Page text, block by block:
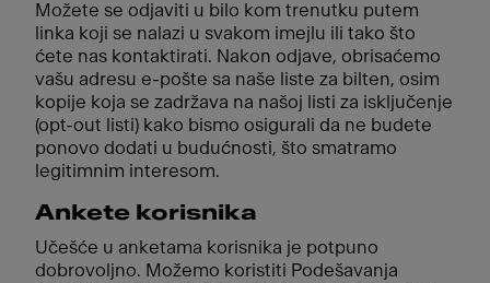
Možete se odjaviti u bilo kom trenutku putem
linka koji se nalazi u svakom imejlu ili tako što
ćete nas kontaktirati. Nakon odjave, obrisaćemo
vašu adresu e-pošte sa naše liste za bilten, osim
kopije koja se zadržava na našoj listi za isključenje
(opt-out listi) kako bismo osigurali da ne budete
ponovo dodati u budućnosti, što smatramo
legitimnim interesom.
Ankete korisnika
Učešće u anketama korisnika je potpuno
dobrovoljno. Možemo koristiti Podešavanja